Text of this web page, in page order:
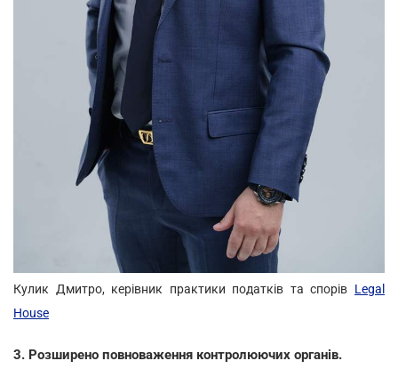
Кулик Дмитро, керівник практики податків та спорів Legal
House
3. Розширено повноваження контролюючих органів.